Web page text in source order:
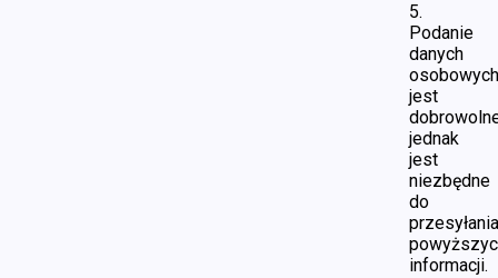
5.
Podanie
danych
osobowych
jest
jednak
jest
niezbędne
do
przesyłania
informacji.